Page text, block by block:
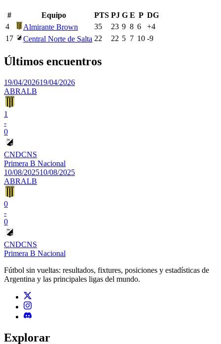
# Equipo PTS PJ G E P DG
4
Almirante Brown 35 23 9 8 6 +4
17
Central Norte de Salta 22 22 5 7 10 -9
Últimos encuentros
19/04/202619/04/2026
ABRALB
1
-
0
CNDCNS
Primera B Nacional
10/08/202510/08/2025
ABRALB
0
-
0
CNDCNS
Primera B Nacional
Fútbol sin vueltas: resultados, fixtures, posiciones y estadísticas de
Argentina y las principales ligas del mundo.
Explorar